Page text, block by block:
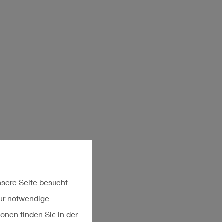
Seite besucht
notwendige
finden Sie in der